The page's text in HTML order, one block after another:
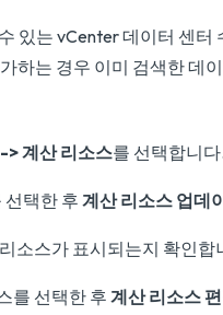
있는 vCenter 데이터 센터
하는 경우 이미 검색한 데
> 계산 리소스를 선택합니다.
택한 후 계산 리소스 업데
소스가 표시되는지 확인합
를 선택한 후계산 리소스